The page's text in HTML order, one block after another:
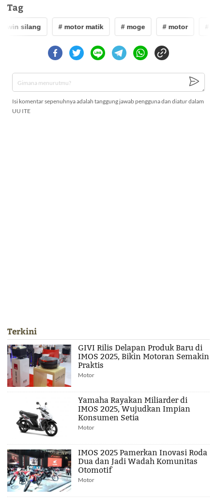
Tag
silang # motor matik # moge # motor #
Isi komentar sepenuhnya adalah tanggung jawab pengguna dan diatur dalam
UU ITE
Terkini
GIVI Rilis Delapan Produk Baru di
IMOS 2025, Bikin Motoran Semakin
Praktis
Motor
Yamaha Rayakan Miliarder di
IMOS 2025, Wujudkan Impian
Konsumen Setia
Motor
IMOS 2025 Pamerkan Inovasi Roda
Dua dan Jadi Wadah Komunitas
Otomotif
Motor